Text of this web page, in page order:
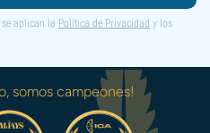
se aplican la Política de Privacidad y los
somos campeones!